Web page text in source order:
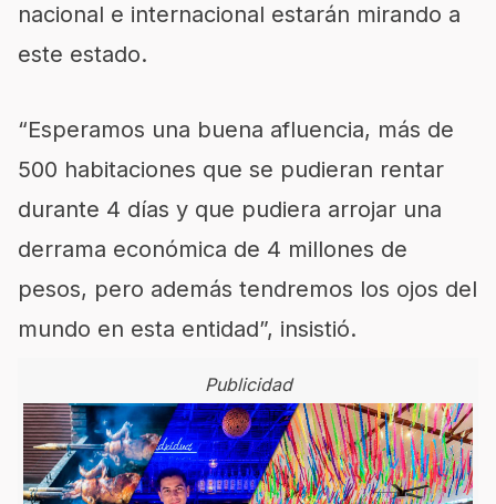
nacional e internacional estarán mirando a
este estado.
“Esperamos una buena afluencia, más de
500 habitaciones que se pudieran rentar
durante 4 días y que pudiera arrojar una
derrama económica de 4 millones de
pesos, pero además tendremos los ojos del
mundo en esta entidad”, insistió.
Publicidad